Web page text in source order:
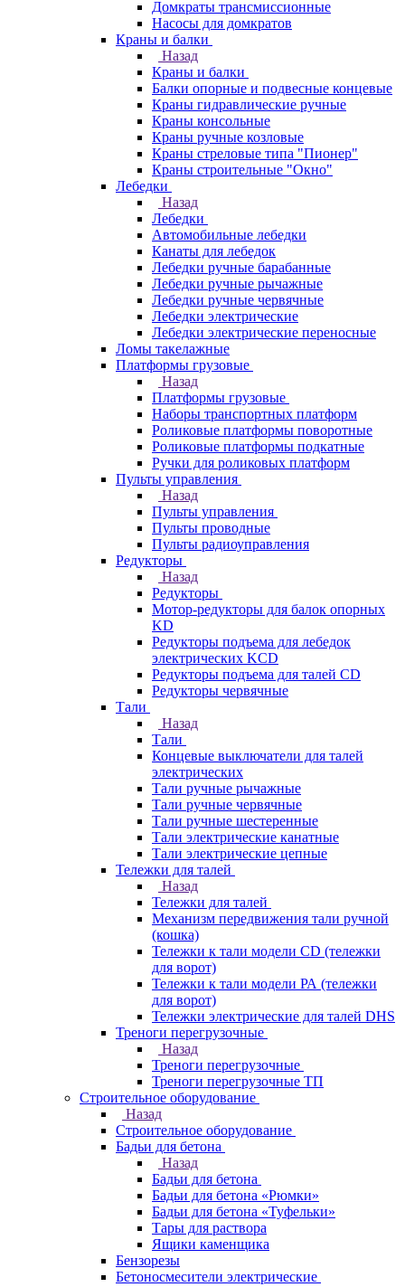
Домкраты трансмиссионные
Насосы для домкратов
Краны и балки
Назад
Краны и балки
Балки опорные и подвесные концевые
Краны гидравлические ручные
Краны консольные
Краны ручные козловые
Краны стреловые типа "Пионер"
Краны строительные "Окно"
Лебедки
Назад
Лебедки
Автомобильные лебедки
Канаты для лебедок
Лебедки ручные барабанные
Лебедки ручные рычажные
Лебедки ручные червячные
Лебедки электрические
Лебедки электрические переносные
Ломы такелажные
Платформы грузовые
Назад
Платформы грузовые
Наборы транспортных платформ
Роликовые платформы поворотные
Роликовые платформы подкатные
Ручки для роликовых платформ
Пульты управления
Назад
Пульты управления
Пульты проводные
Пульты радиоуправления
Редукторы
Назад
Редукторы
Мотор-редукторы для балок опорных
KD
Редукторы подъема для лебедок
электрических KCD
Редукторы подъема для талей CD
Редукторы червячные
Тали
Назад
Тали
Концевые выключатели для талей
электрических
Тали ручные рычажные
Тали ручные червячные
Тали ручные шестеренные
Тали электрические канатные
Тали электрические цепные
Тележки для талей
Назад
Тележки для талей
Механизм передвижения тали ручной
(кошка)
Тележки к тали модели CD (тележки
для ворот)
Тележки к тали модели РА (тележки
для ворот)
Тележки электрические для талей DHS
Треноги перегрузочные
Назад
Треноги перегрузочные
Треноги перегрузочные ТП
Строительное оборудование
Назад
Строительное оборудование
Бадьи для бетона
Назад
Бадьи для бетона
Бадьи для бетона «Рюмки»
Бадьи для бетона «Туфельки»
Тары для раствора
Ящики каменщика
Бензорезы
Бетоносмесители электрические